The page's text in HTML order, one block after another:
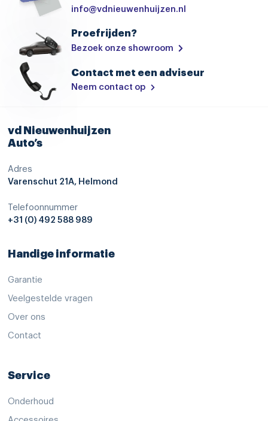
info@vdnieuwenhuijzen.nl
Proefrijden?
Bezoek onze showroom
Contact met een adviseur
Neem contact op
vd Nieuwenhuijzen
Auto’s
Adres
Varenschut 21A, Helmond
Telefoonnummer
+31 (0) 492 588 989
Handige informatie
Garantie
Veelgestelde vragen
Over ons
Contact
Service
Onderhoud